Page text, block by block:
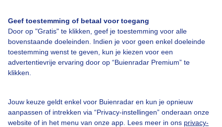
Geef toestemming of betaal voor toegang
Door op "Gratis" te klikken, geef je toestemming voor alle
bovenstaande doeleinden. Indien je voor geen enkel doeleinde
toestemming wenst te geven, kun je kiezen voor een
advertentievrije ervaring door op “Buienradar Premium” te
klikken.
Jouw keuze geldt enkel voor Buienradar en kun je opnieuw
aanpassen of intrekken via “Privacy-instellingen” onderaan onze
website of in het menu van onze app. Lees meer in ons privacy-
Contact
Toegankelijkheid
Gebruikersvoorwaarden
Buienradar Team
Privacy beleid